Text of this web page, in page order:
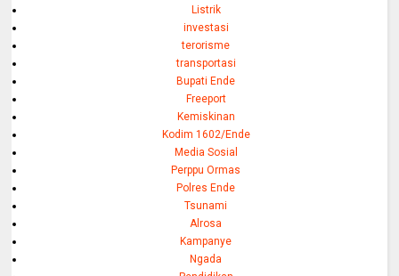
Listrik
investasi
terorisme
transportasi
Bupati Ende
Freeport
Kemiskinan
Kodim 1602/Ende
Media Sosial
Perppu Ormas
Polres Ende
Tsunami
Alrosa
Kampanye
Ngada